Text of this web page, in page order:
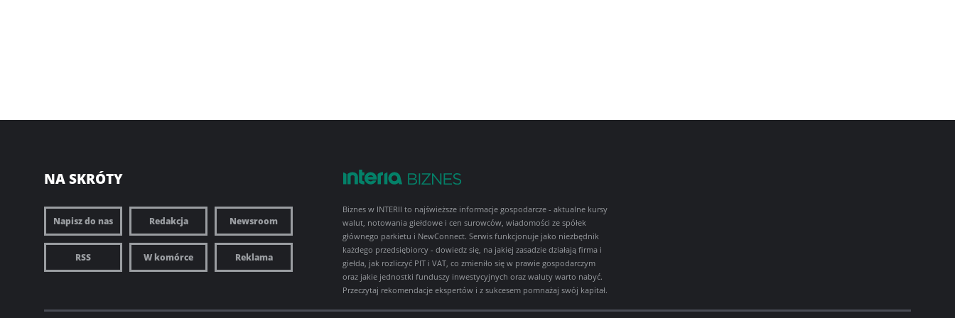
NA SKRÓTY
Napisz do nas Redakcja Newsroom
RSS W komórce Reklama
Biznes w INTERII to najświeższe informacje gospodarcze - aktualne kursy
walut, notowania giełdowe i cen surowców, wiadomości ze spółek
głównego parkietu i NewConnect. Serwis funkcjonuje jako niezbędnik
każdego przedsiębiorcy - dowiedz się, na jakiej zasadzie działają firma i
giełda, jak rozliczyć PIT i VAT, co zmieniło się w prawie gospodarczym
oraz jakie jednostki funduszy inwestycyjnych oraz waluty warto nabyć.
Przeczytaj rekomendacje ekspertów i z sukcesem pomnażaj swój kapitał.